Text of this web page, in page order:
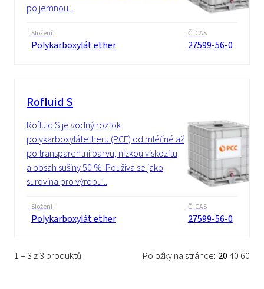
po jemnou...
Složení
Polykarboxylát ether
Č. CAS
27599-56-0
Rofluid S
Rofluid S je vodný roztok
polykarboxylátetheru (PCE) od mléčné až
po transparentní barvu, nízkou viskozitu
a obsah sušiny 50 %. Používá se jako
surovina pro výrobu...
Složení
Polykarboxylát ether
Č. CAS
27599-56-0
1 – 3 z 3 produktů Položky na stránce: 2040 60